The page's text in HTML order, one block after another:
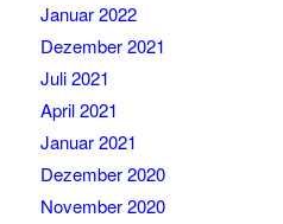
Januar 2022
Dezember 2021
Juli 2021
April 2021
Januar 2021
Dezember 2020
November 2020